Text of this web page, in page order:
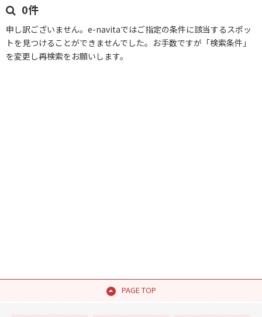
0件
申し訳ございません。e-navitaではご指定の条件に該当するスポッ
トを見つけることができませんでした。お手数ですが「検索条件」
を変更し再検索をお願いします。
PAGE TOP